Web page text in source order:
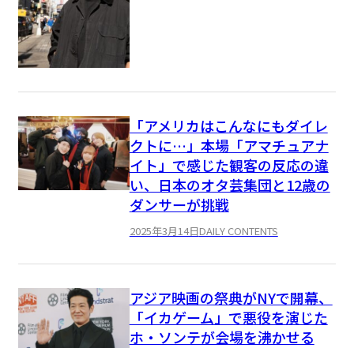
「アメリカはこんなにもダイレ
クトに…」本場「アマチュアナ
イト」で感じた観客の反応の違
い、日本のオタ芸集団と12歳の
ダンサーが挑戦
2025年3月14日DAILY CONTENTS
アジア映画の祭典がNYで開幕、
「イカゲーム」で悪役を演じた
ホ・ソンテが会場を沸かせる